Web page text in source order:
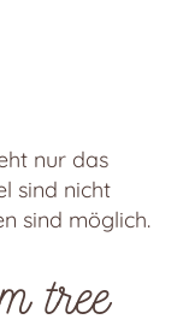
nur das
sind nicht
sind möglich.
tree